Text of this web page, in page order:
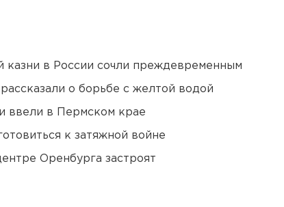
казни в России сочли преждевременным
о борьбе с желтой водой
ввели в Пермском крае
к затяжной войне
Оренбурга застроят